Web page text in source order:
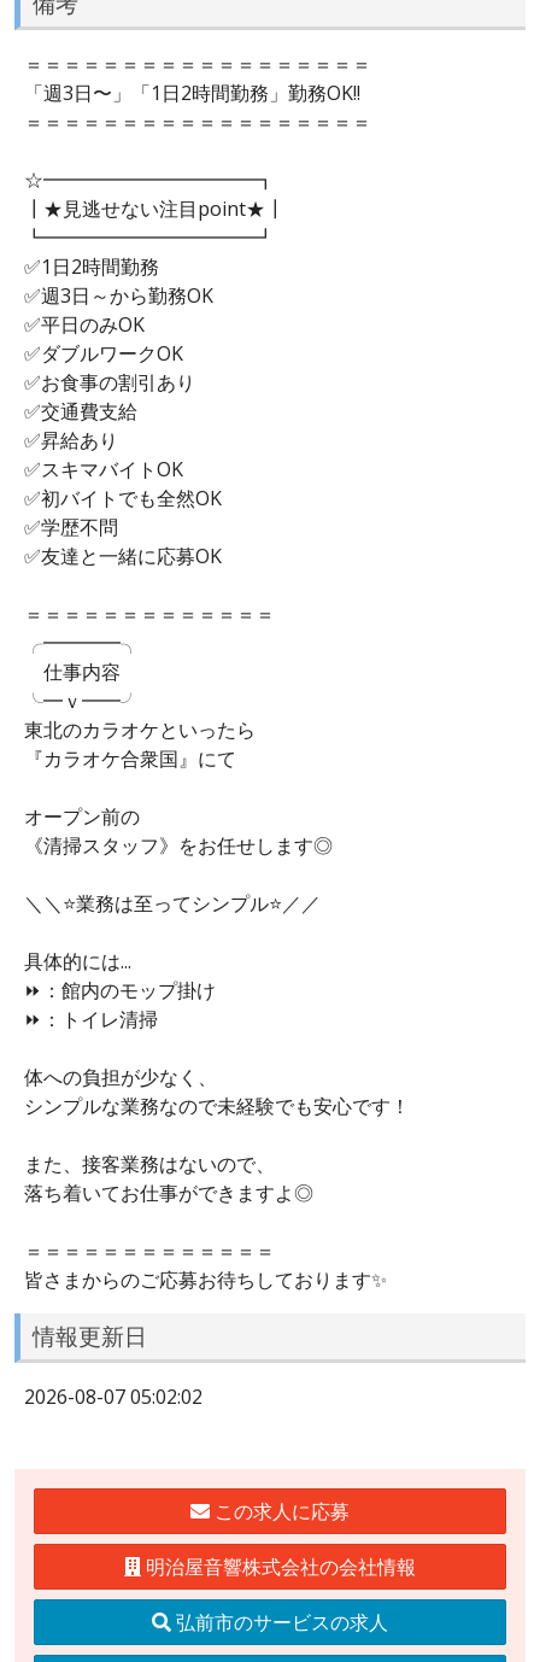
＝＝＝＝＝＝＝＝＝＝＝＝＝＝＝＝＝＝
「週3日〜」「1日2時間勤務」勤務OK!!
＝＝＝＝＝＝＝＝＝＝＝＝＝＝＝＝＝＝
☆━━━━━━━━━━━┓
┃★見逃せない注目point★┃
┗━━━━━━━━━━━┛
✅1日2時間勤務
✅週3日～から勤務OK
✅平日のみOK
✅ダブルワークOK
✅お食事の割引あり
✅交通費支給
✅昇給あり
✅スキマバイトOK
✅初バイトでも全然OK
✅学歴不問
✅友達と一緒に応募OK
＝＝＝＝＝＝＝＝＝＝＝＝＝
╭━━━━╮
仕事内容
╰━ｖ━━╯
東北のカラオケといったら
『カラオケ合衆国』にて
オープン前の
《清掃スタッフ》をお任せします◎
＼＼⭐業務は至ってシンプル⭐／／
具体的には...
⏩：館内のモップ掛け
⏩：トイレ清掃
体への負担が少なく、
シンプルな業務なので未経験でも安心です！
また、接客業務はないので、
落ち着いてお仕事ができますよ◎
＝＝＝＝＝＝＝＝＝＝＝＝＝
皆さまからのご応募お待ちしております✨
情報更新日
2026-08-07 05:02:02
この求人に応募
明治屋音響株式会社の会社情報
弘前市のサービスの求人